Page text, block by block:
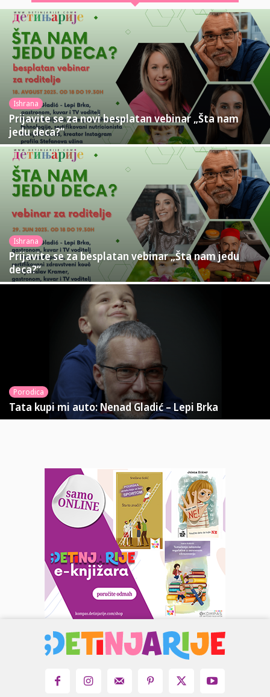
Ishrana
Prijavite se za novi besplatan vebinar „Šta nam
jedu deca?“
Ishrana
Prijavite se za besplatan vebinar „Šta nam jedu
deca?“
Porodica
Tata kupi mi auto: Nenad Gladić – Lepi Brka